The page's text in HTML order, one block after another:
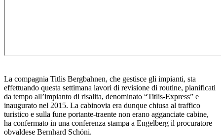
La compagnia Titlis Bergbahnen, che gestisce gli impianti, sta
effettuando questa settimana lavori di revisione di routine, pianificati
da tempo all’impianto di risalita, denominato “Titlis-Express” e
inaugurato nel 2015. La cabinovia era dunque chiusa al traffico
turistico e sulla fune portante-traente non erano agganciate cabine,
ha confermato in una conferenza stampa a Engelberg il procuratore
obvaldese Bernhard Schöni.